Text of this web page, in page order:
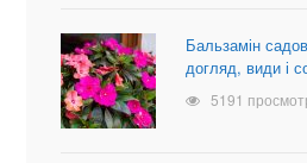
Бальзамін
догляд, види і
5191